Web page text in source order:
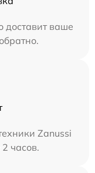
доставит ваше
Zanussi
часов.